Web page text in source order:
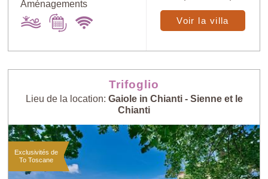
Aménagements
Voir la villa
Trifoglio
Lieu de la location: Gaiole in Chianti - Sienne et le
Chianti
Exclusivités de
To Toscane